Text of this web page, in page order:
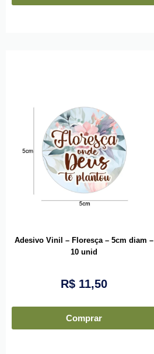
Adesivo Vinil – Floresça – 5cm diam –
10 unid
R$ 11,50
Comprar